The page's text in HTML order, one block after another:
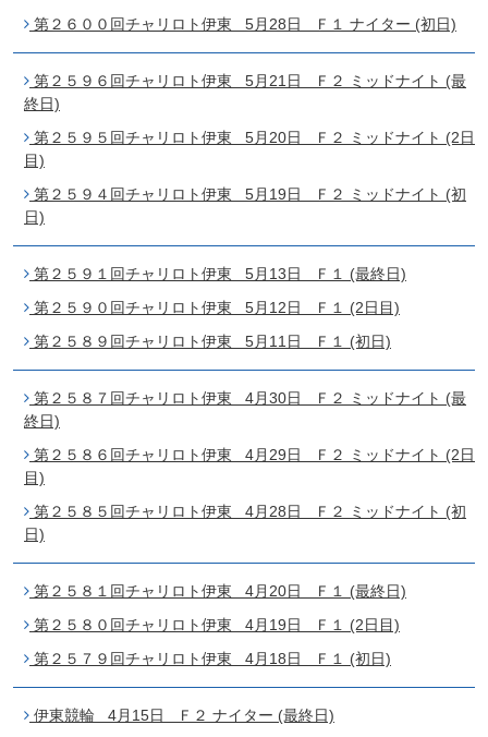
第２６００回チャリロト伊東 5月28日 Ｆ１ ナイター (初日)
第２５９６回チャリロト伊東 5月21日 Ｆ２ ミッドナイト (最
終日)
第２５９５回チャリロト伊東 5月20日 Ｆ２ ミッドナイト (2日
目)
第２５９４回チャリロト伊東 5月19日 Ｆ２ ミッドナイト (初
日)
第２５９１回チャリロト伊東 5月13日 Ｆ１ (最終日)
第２５９０回チャリロト伊東 5月12日 Ｆ１ (2日目)
第２５８９回チャリロト伊東 5月11日 Ｆ１ (初日)
第２５８７回チャリロト伊東 4月30日 Ｆ２ ミッドナイト (最
終日)
第２５８６回チャリロト伊東 4月29日 Ｆ２ ミッドナイト (2日
目)
第２５８５回チャリロト伊東 4月28日 Ｆ２ ミッドナイト (初
日)
第２５８１回チャリロト伊東 4月20日 Ｆ１ (最終日)
第２５８０回チャリロト伊東 4月19日 Ｆ１ (2日目)
第２５７９回チャリロト伊東 4月18日 Ｆ１ (初日)
伊東競輪 4月15日 Ｆ２ ナイター (最終日)